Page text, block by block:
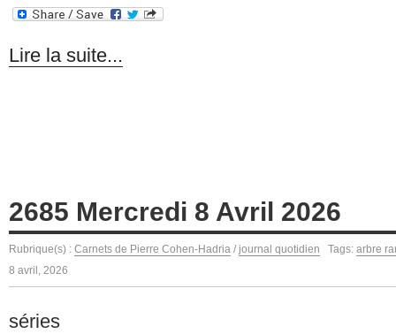
Lire la suite...
2685 Mercredi 8 Avril 2026
Rubrique(s) : Carnets de Pierre Cohen-Hadria / journal quotidien Tags: arbre
8 avril, 2026
séries